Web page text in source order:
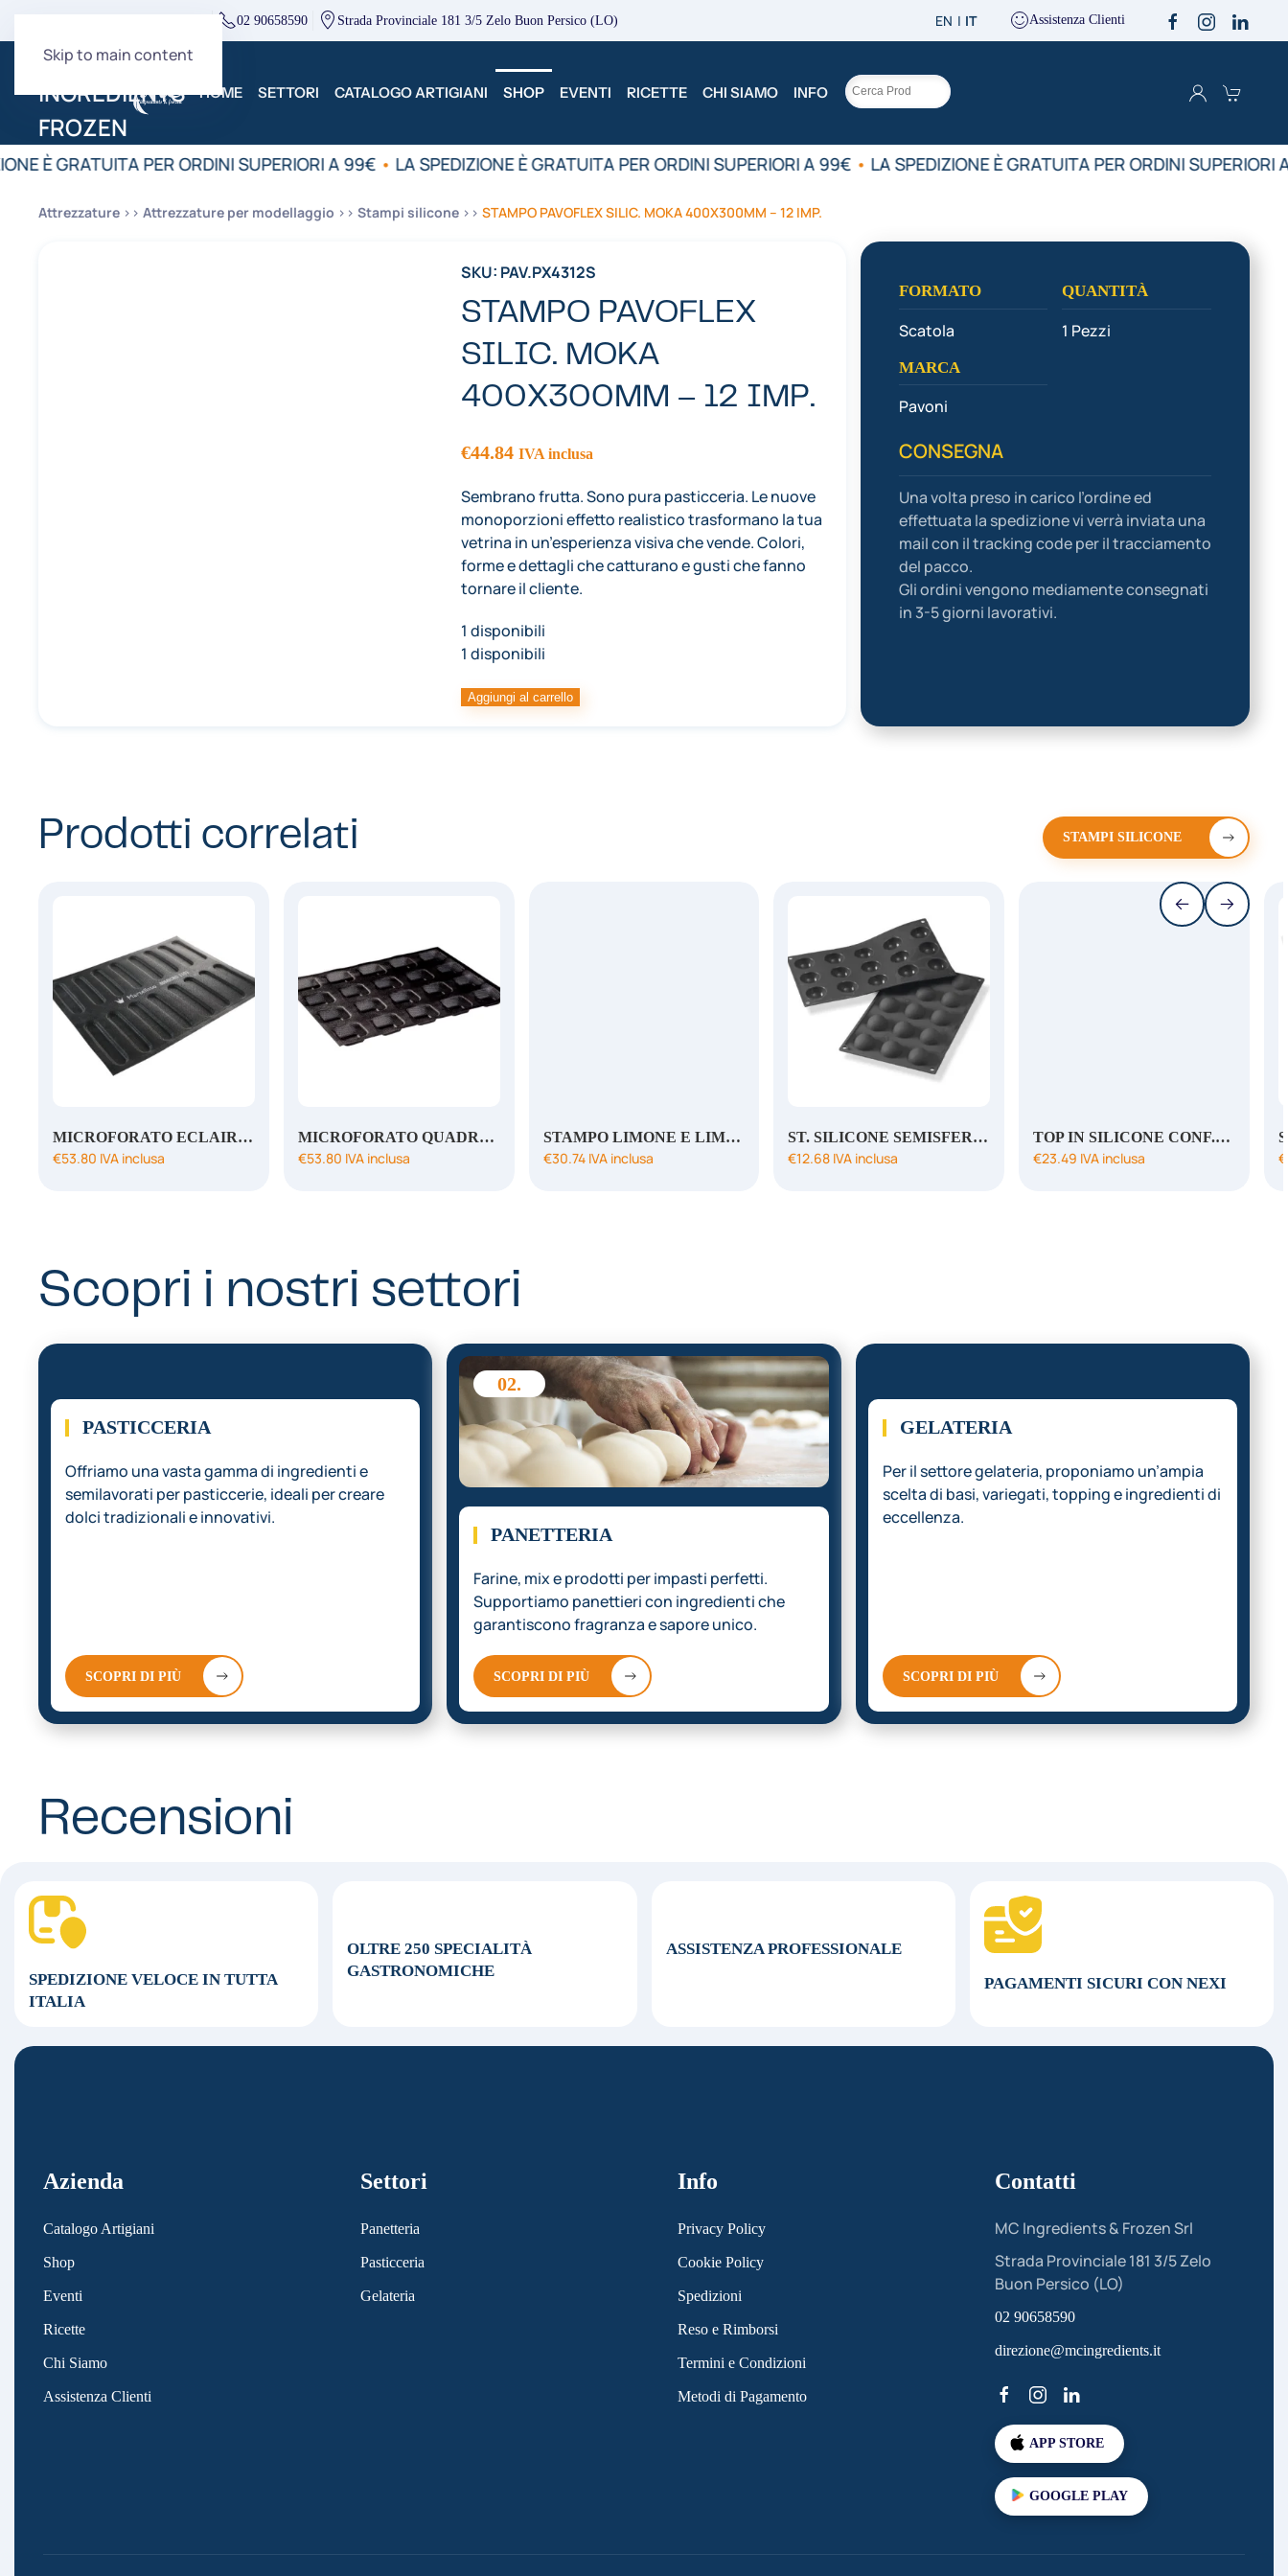
Skip to main content
02 90658590 Strada Provinciale 181 3/5 Zelo Buon Persico (LO) EN IT Assistenza Clienti
HOME SETTORI CATALOGO ARTIGIANI SHOP EVENTI RICETTE CHI SIAMO INFO
È GRATUITA PER ORDINI SUPERIORI A 99€• LA SPEDIZIONE È GRATUITA PER ORDINI SUPERIORI A 99€• LA SPEDIZIONE È GRATUITA PER ORDINI SUPERIORI
Attrezzature Attrezzature per modellaggio Stampi silicone STAMPO PAVOFLEX SILIC. MOKA 400X300MM – 12 IMP.
SKU: PAV.PX4312S
STAMPO PAVOFLEX
SILIC. MOKA
400X300MM – 12 IMP.
€44.84 IVA inclusa
Sembrano frutta. Sono pura pasticceria. Le nuove
monoporzioni effetto realistico trasformano la tua
vetrina in un’esperienza visiva che vende. Colori,
forme e dettagli che catturano e gusti che fanno
tornare il cliente.
1 disponibili
1 disponibili
STAMPO
Aggiungi al carrello
FORMATO
Scatola
QUANTITÀ
1 Pezzi
MARCA
Pavoni
CONSEGNA
Una volta preso in carico l’ordine ed
effettuata la spedizione vi verrà inviata una
mail con il tracking code per il tracciamento
del pacco.
Gli ordini vengono mediamente consegnati
in 3-5 giorni lavorativi.
Prodotti correlati STAMPI SILICONE
MICROFORATO ECLAIR 120X25 H6 MM
€53.80 IVA inclusa
MICROFORATO QUADRO 50X50 H20MM
€53.80 IVA inclusa
STAMPO LIMONE E LIME 88X61 H 44 MM
€30.74IVA inclusa
ST. SILICONE SEMISFERA D.45 H 22.5MM NERO
€12.68 IVA inclusa
TOP IN SILICONE CONF.TWIRL DIAM 60 MM H 8
€23.49 IVA inclusa €
Scopri i nostri settori
PASTICCERIA
Offriamo una vasta gamma di ingredienti e
semilavorati per pasticcerie, ideali per creare
dolci tradizionali e innovativi.
SCOPRI DI PIÙ
02.
PANETTERIA
Farine, mix e prodotti per impasti perfetti.
Supportiamo panettieri con ingredienti che
garantiscono fragranza e sapore unico.
SCOPRI DI PIÙ
GELATERIA
Per il settore gelateria, proponiamo un’ampia
scelta di basi, variegati, topping e ingredienti di
eccellenza.
SCOPRI DI PIÙ
Recensioni
SPEDIZIONE VELOCE IN TUTTA
ITALIA
OLTRE 250 SPECIALITÀ
GASTRONOMICHE
ASSISTENZAPROFESSIONALE
PAGAMENTI SICURI CON NEXI
Azienda
Catalogo Artigiani
Shop
Eventi
Ricette
Chi Siamo
Assistenza Clienti
Settori
Panetteria
Pasticceria
Gelateria
Info
Privacy Policy
Cookie Policy
Spedizioni
Reso e Rimborsi
Termini e Condizioni
Metodi di Pagamento
Contatti
MC Ingredients & Frozen Srl
Strada Provinciale 181 3/5 Zelo
Buon Persico (LO)
02 90658590
direzione@mcingredients.it
APP STORE
GOOGLE PLAY